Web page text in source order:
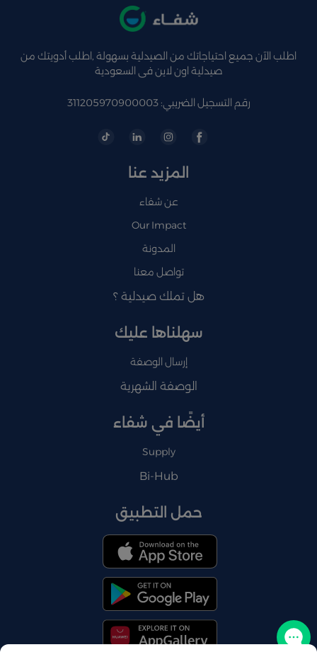
اطلب الآن جميع احتياجاتك من الصيدلية بسهولة ,اطلب أدويتك من
صيدلية اون لاين فى السعودية
رقم التسجيل الضريبي: 311205970900003
المزيد عنا
عن شفاء
Our Impact
المدونة
تواصل معنا
هل تملك صيدلية ؟
سهلناها عليك
إرسال الوصفة
الوصفة الشهرية
أيضًا في شفاء
Supply
Bi-Hub
حمل التطبيق
تواصل معنا